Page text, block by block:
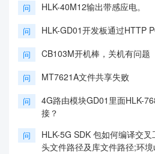
问 HLK-40M12输出带感应电。
问 HLK-GD01开发板通过HTTP
问 CB103M开机棒，关机有问题
问 MT7621A文件共享失败
问
4G路由模块GD01里面HLK-
接？
问
HLK-5G SDK 包如何编译交
头文件路径及库文件路径;环